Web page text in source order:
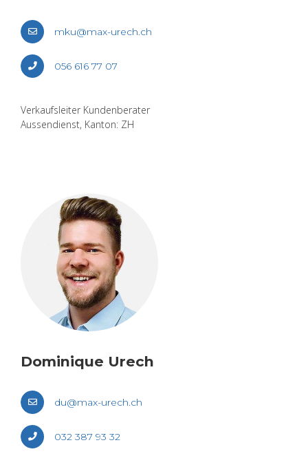
mku@​max-​urech.​ch
056 616 77 07
Ver­kaufs­lei­ter Kun­den­be­ra­ter
Aus­sen­dienst, Kan­ton: ZH
Do­mi­ni­que Urech
du@​max-​urech.​ch
032 387 93 32